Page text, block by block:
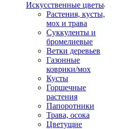
Искусственные цветы
Растения, кусты,
мох и трава
Суккуленты и
бромелиевые
Ветки деревьев
Газонные
коврики/мох
Кусты
Горшечные
растения
Папоротники
Трава, осока
Цветущие